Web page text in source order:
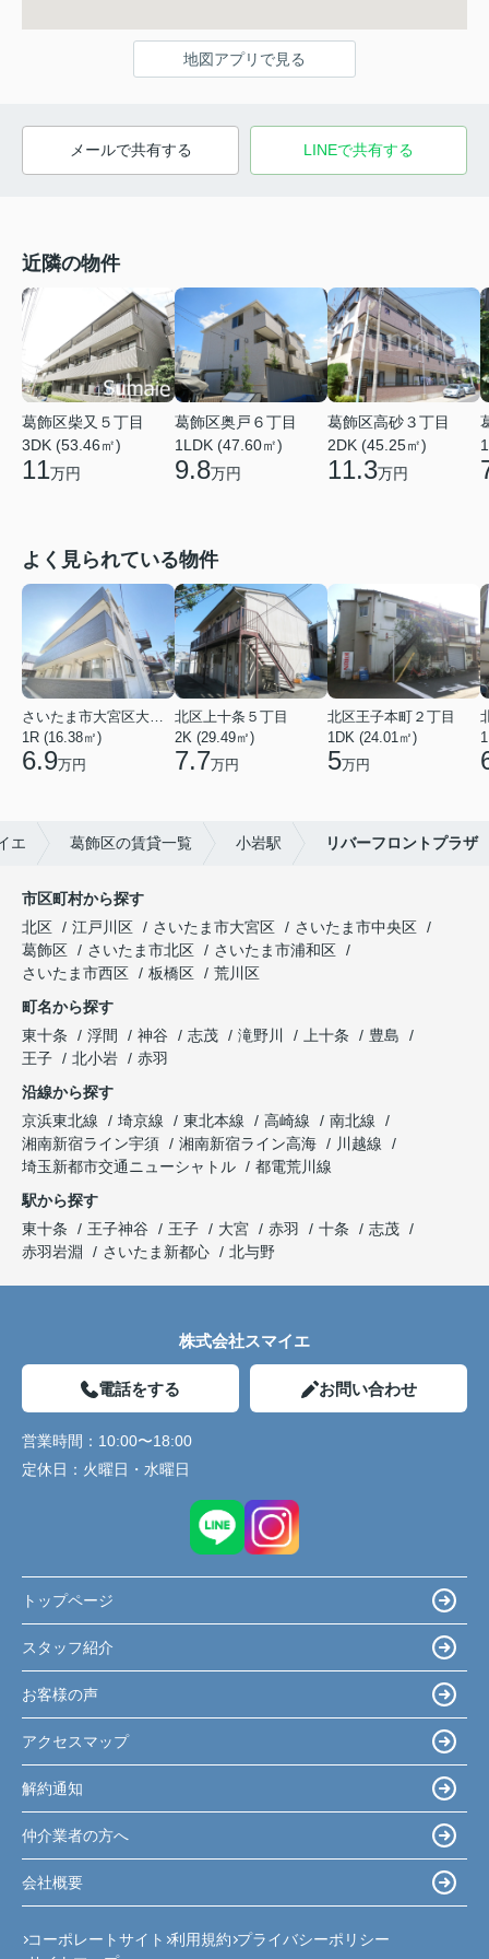
地図アプリで見る
メールで共有する LINEで共有する
近隣の物件
葛飾区柴又５丁目
3DK (53.46㎡)
11万円
葛飾区奥戸６丁目
1LDK (47.60㎡)
9.8万円
葛飾区高砂３丁目
2DK (45.25㎡)
11.3万円
よく見られている物件
さいたま市大宮区大成町１丁目
1R (16.38㎡)
6.9万円
北区上十条５丁目
2K (29.49㎡)
7.7万円
北区王子本町２丁目
1DK (24.01㎡)
5万円
エ 葛飾区の賃貸一覧 小岩駅 リバーフロントプラザ
市区町村から探す
北区
江戸川区 さいたま市大宮区
さいたま市中央区
葛飾区
さいたま市北区
さいたま市浦和区
さいたま市西区
板橋区
荒川区
町名から探す
東十条
浮間 神谷 志茂 滝野川 上十条
豊島
王子
北小岩
赤羽
沿線から探す
京浜東北線
埼京線 東北本線 高崎線
南北線
湘南新宿ライン宇須
湘南新宿ライン高海
川越線
埼玉新都市交通ニューシャトル
都電荒川線
駅から探す
東十条
王子神谷 王子 大宮 赤羽 十条
志茂
赤羽岩淵
さいたま新都心 北与野
株式会社スマイエ
電話をする お問い合わせ
営業時間： 10:00〜18:00
定休日： 火曜日・水曜日
トップページ
スタッフ紹介
お客様の声
アクセスマップ
解約通知
仲介業者の方へ
会社概要
コーポレートサイト 利用規約 プライバシーポリシー